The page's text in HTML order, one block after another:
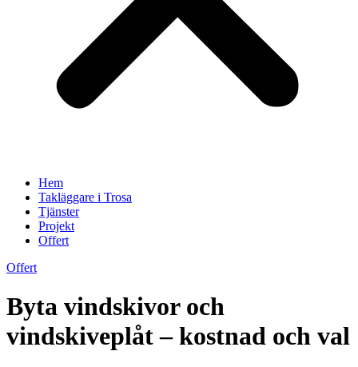
Hem
Takläggare i Trosa
Tjänster
Projekt
Offert
Offert
Byta vindskivor och
vindskiveplåt – kostnad och val